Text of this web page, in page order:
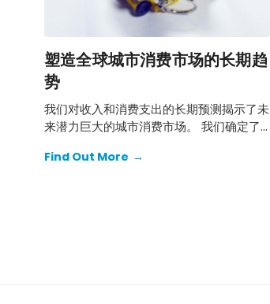
塑造全球城市消费市场的长期趋
势
我们对收入和消费支出的长期预测揭示了未
来潜力巨大的城市消费市场。 我们确定了
要趋势。
Find Out More →